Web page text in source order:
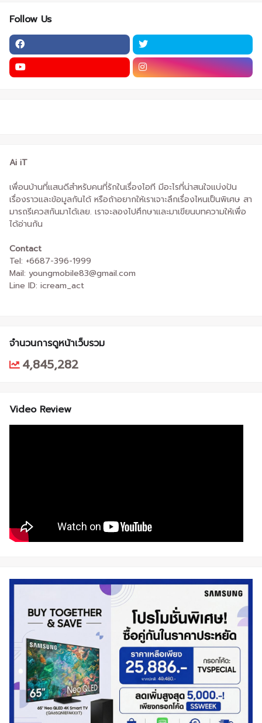
Follow Us
Ai iT
เพื่อนบ้านที่แสนดีสำหรับคนที่รักในเรื่องไอที มีอะไรที่น่าสนใจแบ่งปัน
เรื่องราวและข้อมูลกันได้ หรือถ้าอยากให้เราเจาะลึกเรื่องไหนเป็นพิเศษ สา
มารถรีเควสกันมาได้เลย. เราจะลองไปศึกษาและมาเขียนบทความให้เพื่อ
ได้อ่านกัน
Contact
Tel: +6687-396-1999
Mail: youngmobile83@gmail.com
Line ID: icream_act
จำนวนการดูหน้าเว็บรวม
4,845,282
Video Review